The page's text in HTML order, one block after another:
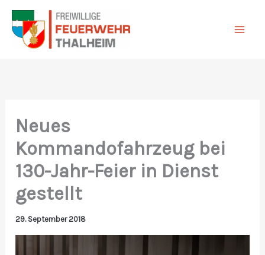
Zum
Inhalt
springen
Neues
Kommandofahrzeug bei
130-Jahr-Feier in Dienst
gestellt
29. September 2018